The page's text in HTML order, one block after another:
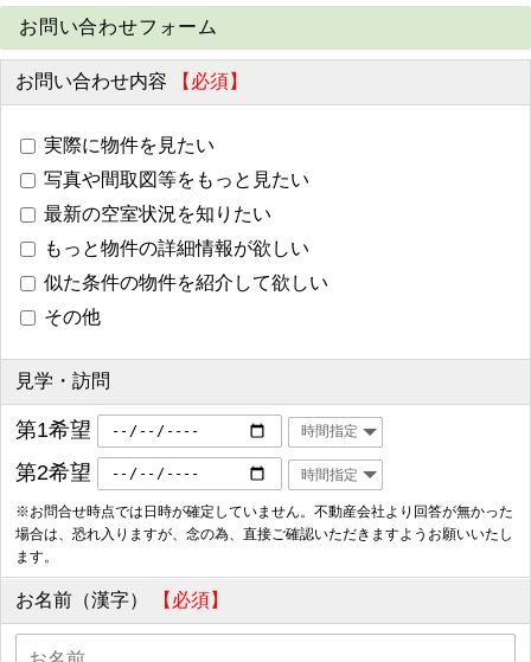
お問い合わせフォーム
お問い合わせ内容 【必須】
実際に物件を見たい
写真や間取図等をもっと見たい
最新の空室状況を知りたい
もっと物件の詳細情報が欲しい
似た条件の物件を紹介して欲しい
その他
見学・訪問
第1希望
第2希望
※お問合せ時点では日時が確定していません。不動産会社より回答が無かった
場合は、恐れ入りますが、念の為、直接ご確認いただきますようお願いいたし
ます。
お名前（漢字） 【必須】